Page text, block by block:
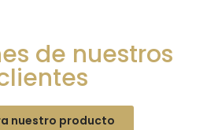
de nuestros
nuestro producto